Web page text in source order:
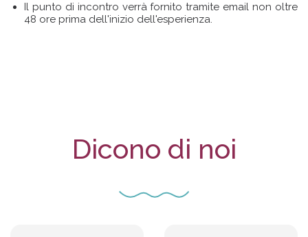
Il punto di incontro verrà fornito tramite email non oltre
48 ore prima dell'inizio dell'esperienza.
Dicono di noi